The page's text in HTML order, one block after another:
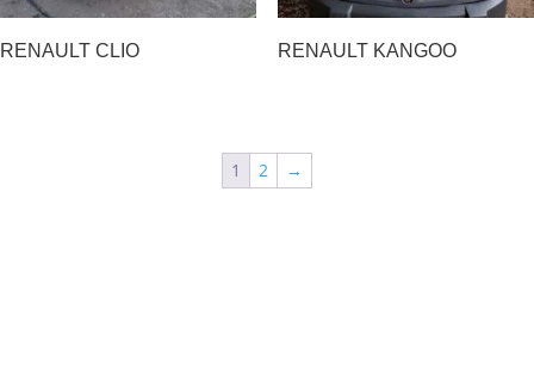
RENAULT CLIO RENAULT KANGOO
1 2 →